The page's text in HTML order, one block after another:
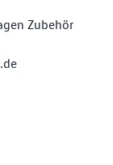
Zubehör